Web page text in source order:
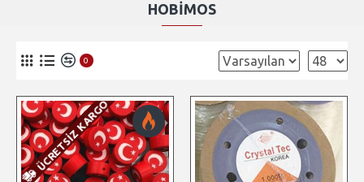
HOBIMOS
0
ÜCRETSIZ KARGO